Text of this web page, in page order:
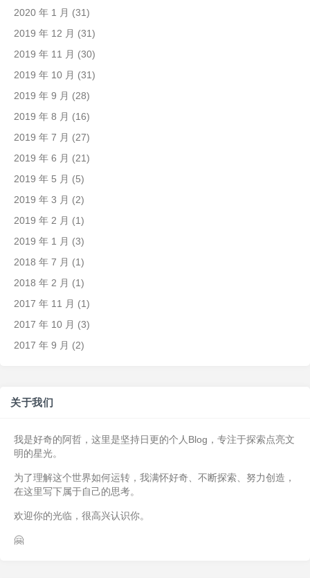
2020 年 1 月 (31)
2019 年 12 月 (31)
2019 年 11 月 (30)
2019 年 10 月 (31)
2019 年 9 月 (28)
2019 年 8 月 (16)
2019 年 7 月 (27)
2019 年 6 月 (21)
2019 年 5 月 (5)
2019 年 3 月 (2)
2019 年 2 月 (1)
2019 年 1 月 (3)
2018 年 7 月 (1)
2018 年 2 月 (1)
2017 年 11 月 (1)
2017 年 10 月 (3)
2017 年 9 月 (2)
关于我们
我是好奇的阿哲，这里是坚持日更的个人Blog，专注于探索点亮文
明的星光。
为了理解这个世界如何运转，我满怀好奇、不断探索、努力创造，
在这里写下属于自己的思考。
欢迎你的光临，很高兴认识你。
🤗